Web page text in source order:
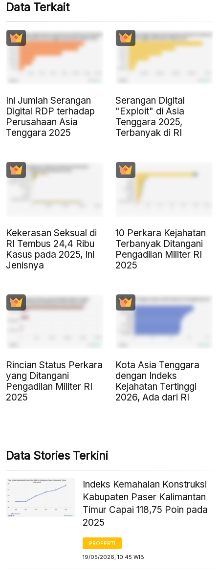
Data Terkait
Ini Jumlah Serangan
Digital RDP terhadap
Perusahaan Asia
Tenggara 2025
Serangan Digital
"Exploit" di Asia
Tenggara 2025,
Terbanyak di RI
Kekerasan Seksual di
RI Tembus 24,4 Ribu
Kasus pada 2025, Ini
Jenisnya
10 Perkara Kejahatan
Terbanyak Ditangani
Pengadilan Militer RI
2025
Rincian Status Perkara
yang Ditangani
Pengadilan Militer RI
2025
Kota Asia Tenggara
dengan Indeks
Kejahatan Tertinggi
2026, Ada dari RI
Data Stories Terkini
Indeks Kemahalan Konstruksi
Kabupaten Paser Kalimantan
Timur Capai 118,75 Poin pada
2025
PROPERTI
19/05/2026, 10:45 WIB